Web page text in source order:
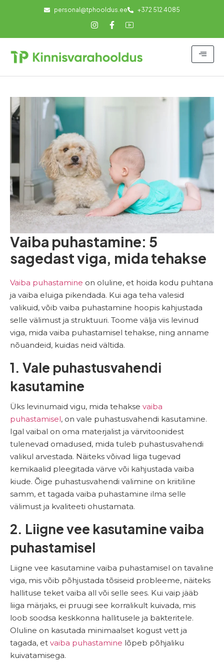
personal@tphooldus.ee +372 512 4085
Vaiba puhastamine: 5
sagedast viga, mida tehakse
Vaiba puhastamine on oluline, et hoida kodu puhtana
ja vaiba eluiga pikendada. Kui aga teha valesid
valikuid, võib vaiba puhastamine hoopis kahjustada
selle välimust ja struktuuri. Toome välja viis levinud
viga, mida vaiba puhastamisel tehakse, ning anname
nõuandeid, kuidas neid vältida.
1. Vale puhastusvahendi
kasutamine
Üks levinumaid vigu, mida tehakse vaiba
puhastamisel, on vale puhastusvahendi kasutamine.
Igal vaibal on oma materjalist ja värvitoonidest
tulenevad omadused, mida tuleb puhastusvahendi
valikul arvestada. Näiteks võivad liiga tugevad
kemikaalid pleegitada värve või kahjustada vaiba
kiude. Õige puhastusvahendi valimine on kriitiline
samm, et tagada vaiba puhastamine ilma selle
välimust ja kvaliteeti ohustamata.
2. Liigne vee kasutamine vaiba
puhastamisel
Liigne vee kasutamine vaiba puhastamisel on tavaline
viga, mis võib põhjustada tõsiseid probleeme, näiteks
hallituse teket vaiba all või selle sees. Kui vaip jääb
liiga märjaks, ei pruugi see korralikult kuivada, mis
loob soodsa keskkonna hallitusele ja bakteritele.
Oluline on kasutada minimaalset kogust vett ja
tagada, et vaiba puhastamine lõpeb põhjaliku
kuivatamisega.